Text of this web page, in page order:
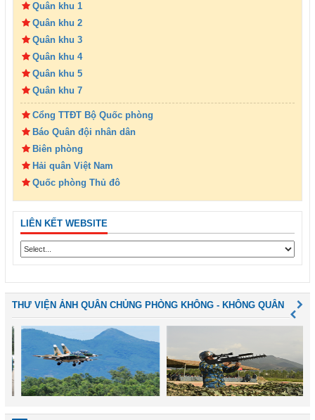
Quân khu 1
Quân khu 2
Quân khu 3
Quân khu 4
Quân khu 5
Quân khu 7
Cổng TTĐT Bộ Quốc phòng
Báo Quân đội nhân dân
Biên phòng
Hải quân Việt Nam
Quốc phòng Thủ đô
LIÊN KẾT WEBSITE
THƯ VIỆN ẢNH QUÂN CHỦNG PHÒNG KHÔNG - KHÔNG QUÂN